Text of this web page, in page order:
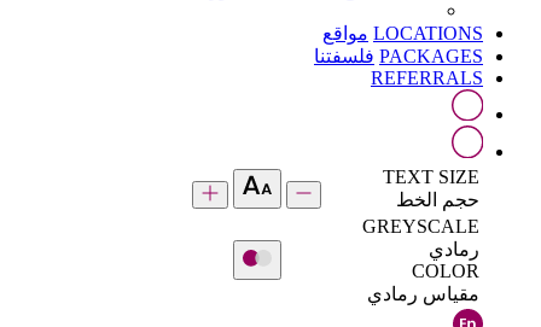
LOCATIONS مواقع
PACKAGES فلسفتنا
REFERRALS
TEXT SIZE
حجم الخط
GREYSCALE
رمادي
COLOR
مقياس رمادي